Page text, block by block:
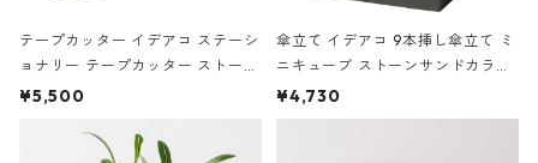
テープカッター イデアコ ステーシ
ョナリー テープカッター ストーン
サンドカラー 石調 ideaco Station
¥5,500
傘立て イデアコ 9本挿し傘立て ミ
ニキューブ ストーンサンドカラー
石調 ideaco Umbrella Stand CUB
E ストーンサンドブラック
¥4,730